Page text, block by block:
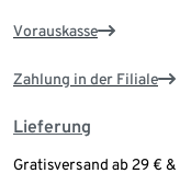
Vorauskasse
Zahlung in der Filiale
Lieferung
Gratisversand ab 29 €